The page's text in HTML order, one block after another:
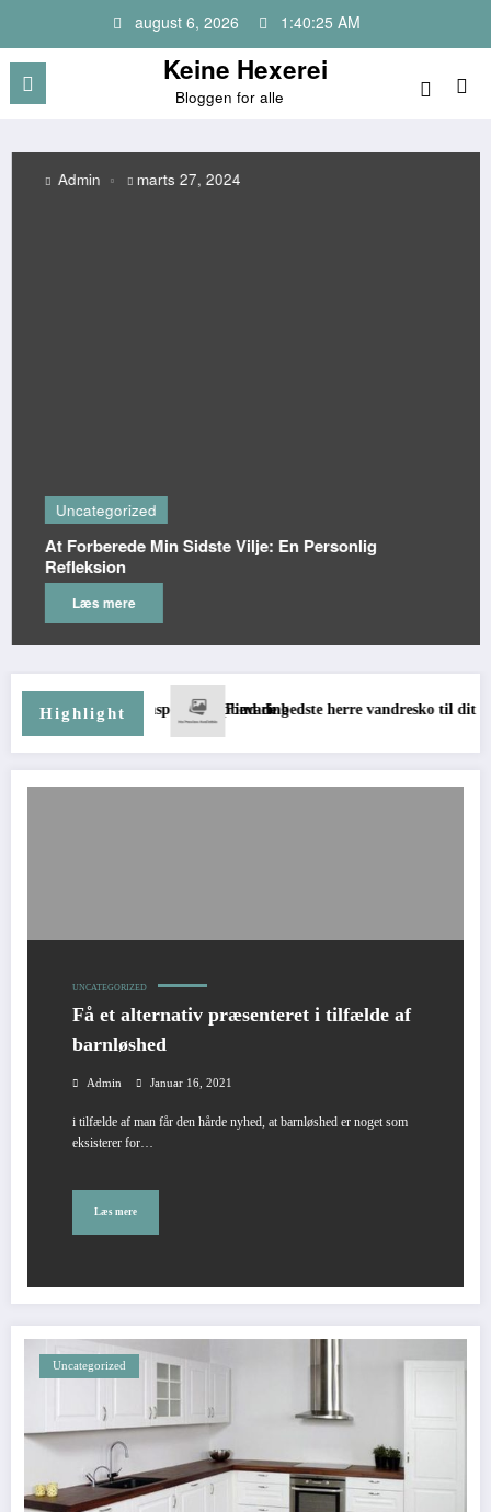
indhold
august 6, 2026 1:40:25 AM
Keine Hexerei
Bloggen for alle
Uncategorized
At Forberede Min Sidste Vilje: En Personlig
Refleksion
Læs mere
Admin marts 27, 2024
Highlight
transport og opbevaringFind de bedste herre vandresko til dit næste eventyr
UNCATEGORIZED
Få et alternativ præsenteret i tilfælde af
barnløshed
Admin Januar 16, 2021
i tilfælde af man får den hårde nyhed, at barnløshed er noget som
eksisterer for…
Læs mere
Uncategorized